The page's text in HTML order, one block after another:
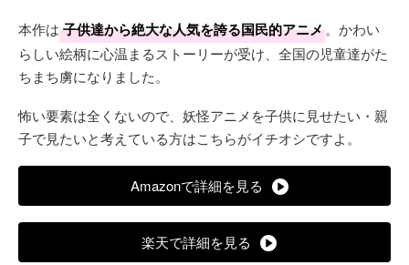
本作は 子供達から絶大な人気を誇る国民的アニメ。かわい
らしい絵柄に心温まるストーリーが受け、全国の児童達がた
ちまち虜になりました。
怖い要素は全くないので、妖怪アニメを子供に見せたい・親
子で見たいと考えている方はこちらがイチオシですよ。
Amazonで詳細を見る
楽天で詳細を見る